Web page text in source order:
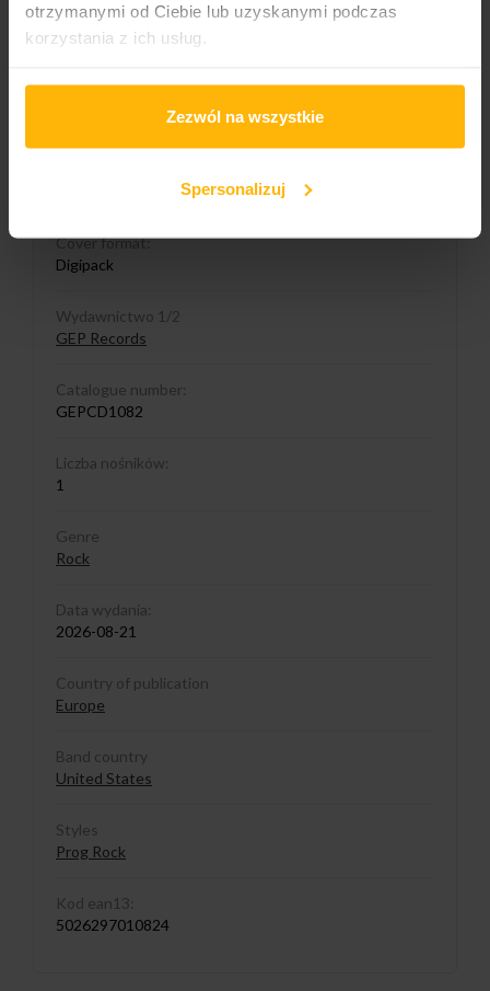
otrzymanymi od Ciebie lub uzyskanymi podczas
korzystania z ich usług.
Zezwól na wszystkie
Spersonalizuj
Released
2026
Cover format:
Digipack
Wydawnictwo 1/2
GEP Records
Catalogue number:
GEPCD1082
Liczba nośników:
1
Genre
Rock
Data wydania:
2026-08-21
Country of publication
Europe
Band country
United States
Styles
Prog Rock
Kod ean13:
5026297010824